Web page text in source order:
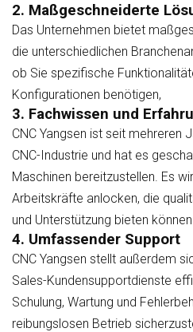
2. Maßgeschneiderte
Das Unternehmen bietet
die unterschiedlichen
ob Sie spezifische
Konfigurationen benötigen,
3. Fachwissen und
CNC Yangsen ist seit mehreren
CNC-Industrie und hat es
Maschinen bereitzustellen. Es
Arbeitskräfte anlocken, die
und Unterstützung bieten
4. Umfassender Support
CNC Yangsen stellt außerdem
Sales-Kundensupportdienste
Schulung, Wartung und
reibungslosen Betrieb